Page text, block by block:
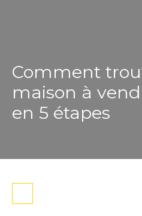
Comment
maison à
en 5 étapes